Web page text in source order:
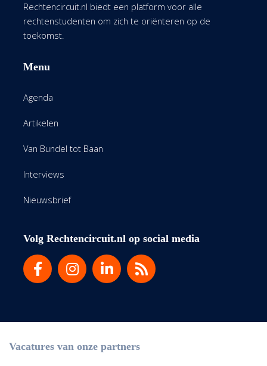
Rechtencircuit.nl biedt een platform voor alle
rechtenstudenten om zich te oriënteren op de
toekomst.
Menu
Agenda
Artikelen
Van Bundel tot Baan
Interviews
Nieuwsbrief
Volg Rechtencircuit.nl op social media
Vacatures van onze partners